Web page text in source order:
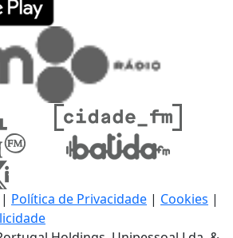
| Política de Privacidade | Cookies |